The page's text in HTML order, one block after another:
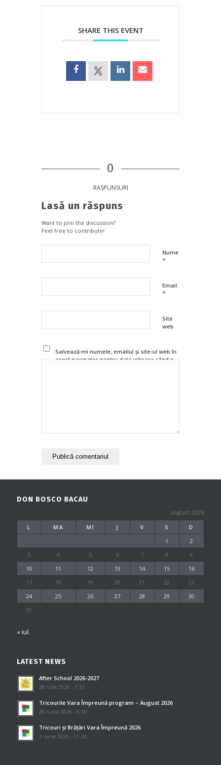
SHARE THIS EVENT
0
RASPUNSURI
Lasă un răspuns
Want to join the discussion?
Feel free to contribute!
Nume
*
Email
*
Site
web
Salvează-mi numele, emailul și site-ul web în
acest navigator pentru data viitoare când o
DON BOSCO BACAU
august 2026
L MA MI J V S
D
1
2
3
4 5 6 7 8
9
10
11 12 13 14 15
16
17
18 19 20 21 22
23
24
25 26 27 28 29
30
31
« iul.
LATEST NEWS
After School 2026-2027
28 iulie 2026 - 7:33
Tricourile Vara Împreună program – August 2026
26 iunie 2026 - 6:20
Tricouri și Brățări Vara Împreună 2026
3 iunie 2026 - 11:20